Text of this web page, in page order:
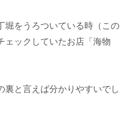
堀をうろついている時（この
ェックしていたお店「海物
裏と言えば分かりやすいでし